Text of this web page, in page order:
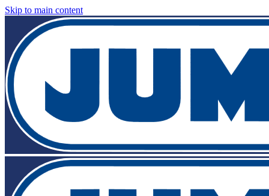
Skip to main content